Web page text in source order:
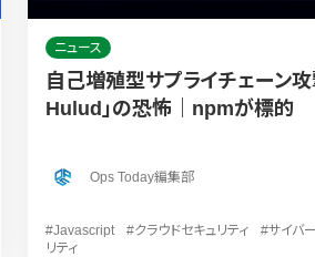
ニュース
自己増殖型サプライチェーン攻
Hulud」の恐怖｜npmが標的
Ops Today編集部
#Javascript #クラウドセキュリティ #サイバ
リティ